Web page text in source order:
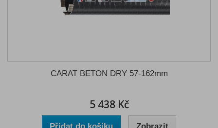
CARAT BETON DRY 57-162mm
5 438 Kč